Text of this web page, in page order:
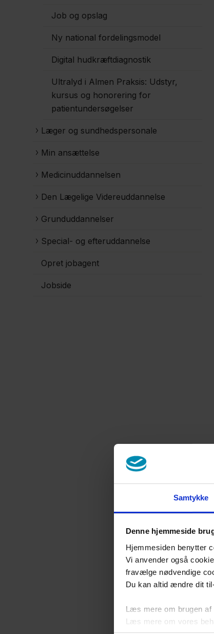
Samtykke
Denne hjemmeside
Hjemmesiden benytter
Vi anvender også
fravælge nødvendige
Du kan altid ændre dit
Læs mere om brugen af
Læs mere om vores
Job og opslag
Ny national fordelingsmodel
Digital hudkræftdiagnostik
Ultralyd i Almen Praksis: Udstyr,
kursus og honorering for
patientundersøgelser
Læger og sundhedspersonale
Min ansættelse
Medicinuddannelsen
Den Lægelige Videreuddannelse
Grunduddannelser
Special- og efteruddannelse
Opret jobagent
Jobside